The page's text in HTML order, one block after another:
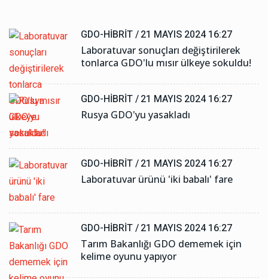
GDO-HIBRIT /21 MAYIS 2024 16:27
Laboratuvar sonuçları değiştirilerek
tonlarca GDO'lu mısır ülkeye sokuldu!
GDO-HIBRIT /21 MAYIS 2024 16:27
Rusya GDO'yu yasakladı
GDO-HIBRIT /21 MAYIS 2024 16:27
Laboratuvar ürünü 'iki babalı' fare
GDO-HIBRIT /21 MAYIS 2024 16:27
Tarım Bakanlığı GDO dememek için
kelime oyunu yapıyor